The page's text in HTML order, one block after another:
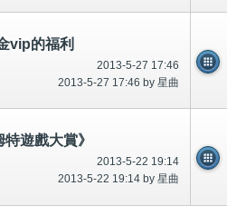
vip的福利
2013-5-27 17:46
2013-5-27 17:46 by 星曲
遊戲大賞》
2013-5-22 19:14
2013-5-22 19:14 by 星曲